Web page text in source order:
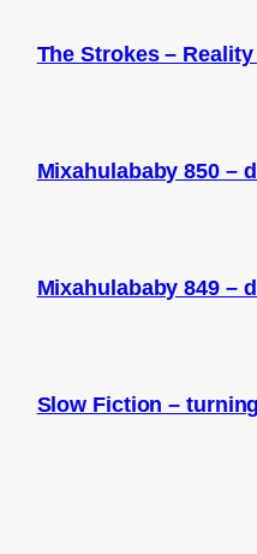
The Strokes –
Mixahulababy 850 –
Mixahulababy 849 –
Slow Fiction –